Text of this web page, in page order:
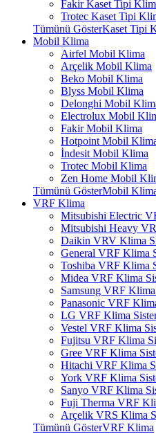
Fakir Kaset Tipi
Trotec Kaset Tipi
Tümünü GösterKaset Tipi
Mobil Klima
Airfel Mobil Klima
Arçelik Mobil Klima
Beko Mobil Klima
Blyss Mobil Klima
Delonghi Mobil
Electrolux Mobil
Fakir Mobil Klima
Hotpoint Mobil
İndesit Mobil Klima
Trotec Mobil Klima
Zen Home Mobil
Tümünü GösterMobil
VRF Klima
Mitsubishi Electric
Mitsubishi Heavy
Daikin VRV Klima
General VRF Klima
Toshiba VRF Klima
Midea VRF Klima
Samsung VRF
Panasonic VRF
LG VRF Klima
Vestel VRF Klima
Fujitsu VRF Klima
Gree VRF Klima
Hitachi VRF Klima
York VRF Klima
Sanyo VRF Klima
Fuji Therma VRF
Arçelik VRS Klima
Tümünü GösterVRF Klima